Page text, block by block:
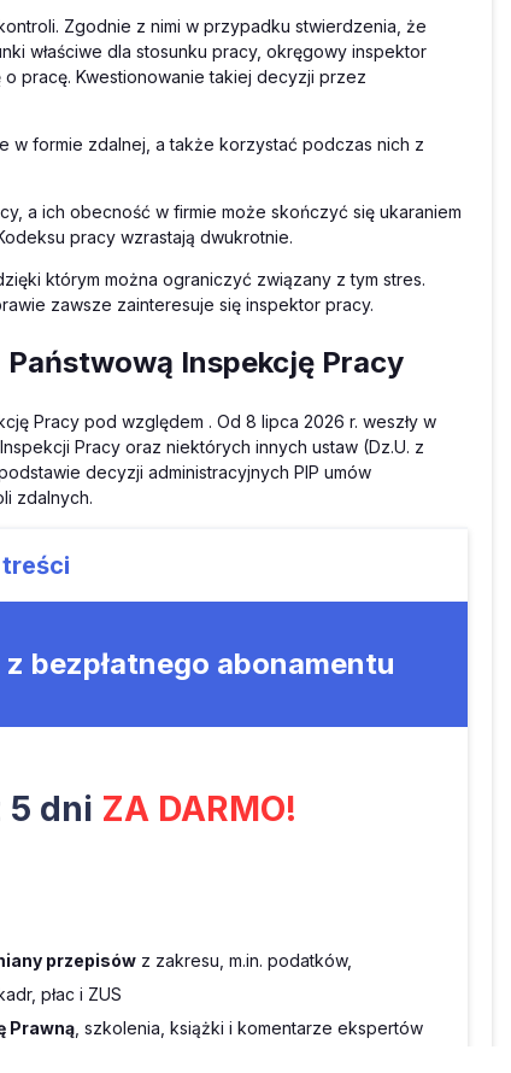
Zgodnie z nimi w przypadku stwierdzenia, że
właściwe dla stosunku pracy, okręgowy inspektor
pracę. Kwestionowanie takiej decyzji przez
formie zdalnej, a także korzystać podczas nich z
a ich obecność w firmie może skończyć się ukaraniem
pracy wzrastają dwukrotnie.
którym można ograniczyć związany z tym stres.
zawsze zainteresuje się inspektor pracy.
Inspekcję Pracy
Pracy pod względem . Od 8 lipca 2026 r. weszły w
Pracy oraz niektórych innych ustaw (Dz.U. z
decyzji administracyjnych PIP umów
zdalnych.
treści
bezpłatnego abonamentu
5 dni ZA DARMO!
przepisówz zakresu, m.in. podatków,
płac i ZUS
Prawną, szkolenia, książki i komentarze ekspertów